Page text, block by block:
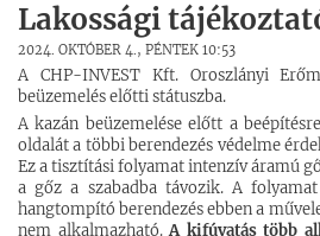
Lakossági
2024. OKTÓBER 4., PÉNTEK 10:53
A CHP-INVEST Kft. Oroszlányi
beüzemelés előtti státuszba.
A kazán beüzemelése előtt a
oldalát a többi berendezés védelme
Ez a tisztítási folyamat intenzív áramú
a gőz a szabadba távozik. A
hangtompító berendezés ebben a
nem alkalmazható.A kifúvatás több